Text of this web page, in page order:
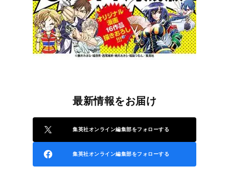
最新情報をお届け
集英社オンライン編集部をフォローする
集英社オンライン編集部をフォローする